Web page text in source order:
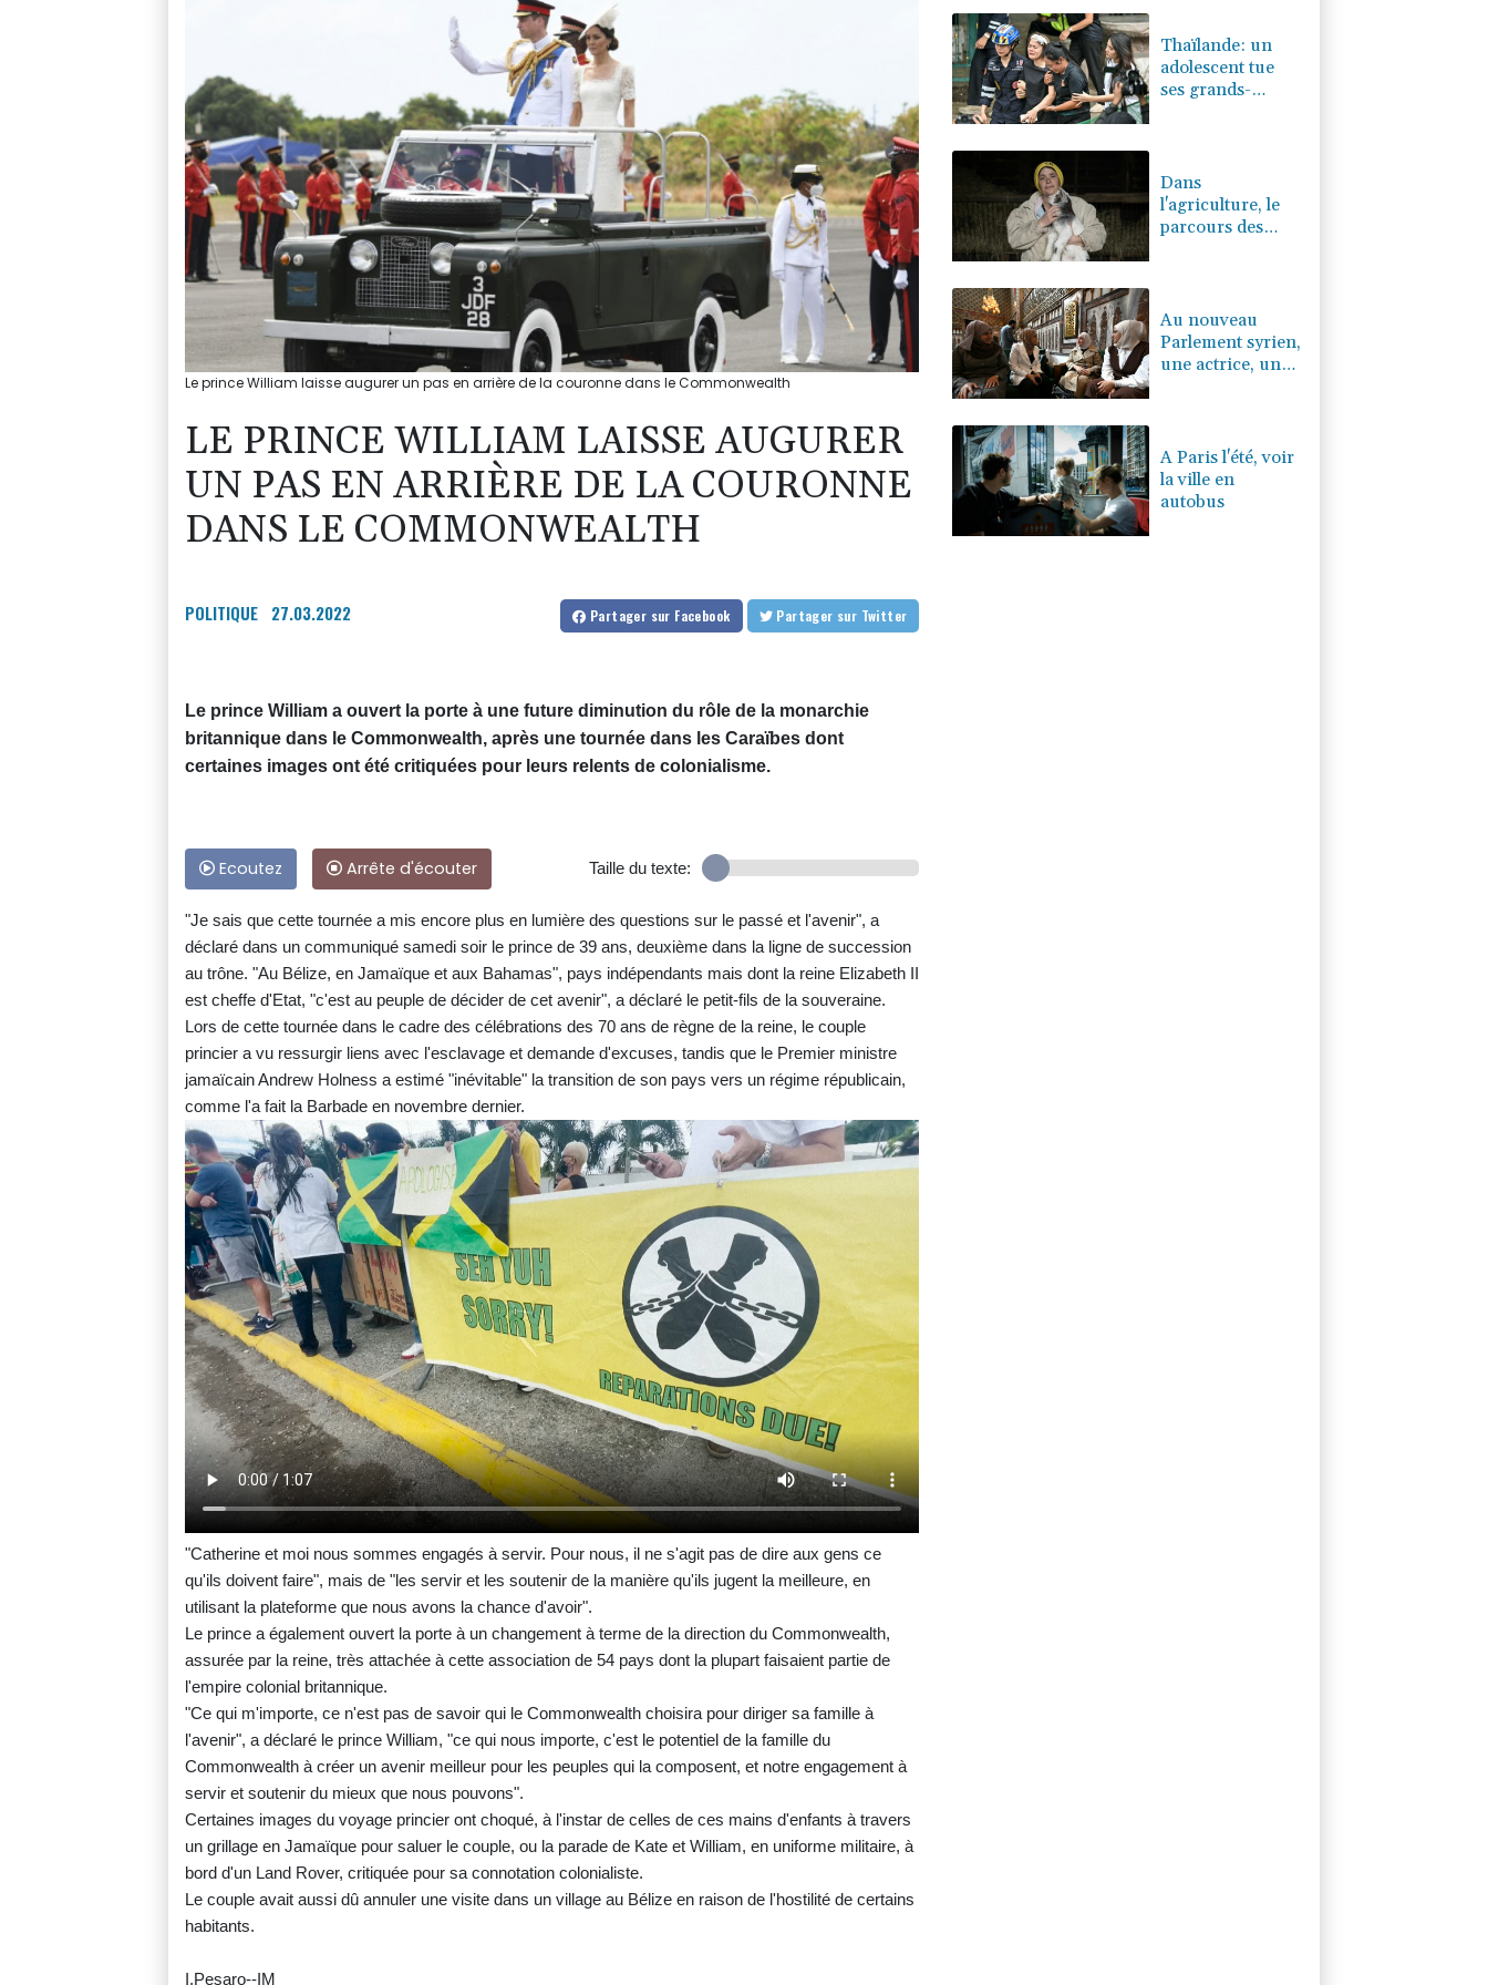
Le prince William laisse augurer un pas en arrière de la couronne dans le Commonwealth
LE PRINCE WILLIAM LAISSE AUGURER
UN PAS EN ARRIÈRE DE LA COURONNE
DANS LE COMMONWEALTH
POLITIQUE 27.03.2022 Partager sur Facebook Partager sur Twitter
Le prince William a ouvert la porte à une future diminution du rôle de la monarchie
britannique dans le Commonwealth, après une tournée dans les Caraïbes dont
certaines images ont été critiquées pour leurs relents de colonialisme.
Ecoutez Arrête d'écouter Taille du texte:
"Je sais que cette tournée a mis encore plus en lumière des questions sur le passé et l'avenir", a
déclaré dans un communiqué samedi soir le prince de 39 ans, deuxième dans la ligne de succession
au trône. "Au Bélize, en Jamaïque et aux Bahamas", pays indépendants mais dont la reine Elizabeth II
est cheffe d'Etat, "c'est au peuple de décider de cet avenir", a déclaré le petit-fils de la souveraine.
Lors de cette tournée dans le cadre des célébrations des 70 ans de règne de la reine, le couple
princier a vu ressurgir liens avec l'esclavage et demande d'excuses, tandis que le Premier ministre
jamaïcain Andrew Holness a estimé "inévitable" la transition de son pays vers un régime républicain,
comme l'a fait la Barbade en novembre dernier.
"Catherine et moi nous sommes engagés à servir. Pour nous, il ne s'agit pas de dire aux gens ce
qu'ils doivent faire", mais de "les servir et les soutenir de la manière qu'ils jugent la meilleure, en
utilisant la plateforme que nous avons la chance d'avoir".
Le prince a également ouvert la porte à un changement à terme de la direction du Commonwealth,
assurée par la reine, très attachée à cette association de 54 pays dont la plupart faisaient partie de
l'empire colonial britannique.
"Ce qui m'importe, ce n'est pas de savoir qui le Commonwealth choisira pour diriger sa famille à
l'avenir", a déclaré le prince William, "ce qui nous importe, c'est le potentiel de la famille du
Commonwealth à créer un avenir meilleur pour les peuples qui la composent, et notre engagement à
servir et soutenir du mieux que nous pouvons".
Certaines images du voyage princier ont choqué, à l'instar de celles de ces mains d'enfants à travers
un grillage en Jamaïque pour saluer le couple, ou la parade de Kate et William, en uniforme militaire, à
bord d'un Land Rover, critiquée pour sa connotation colonialiste.
Le couple avait aussi dû annuler une visite dans un village au Bélize en raison de l'hostilité de certains
habitants.
I.Pesaro--IM
Thaïlande: un
adolescent tue
ses grands-
Dans
l'agriculture, le
parcours des
Au nouveau
Parlement syrien,
une actrice, une
A Paris l'été, voir
la ville en
autobus